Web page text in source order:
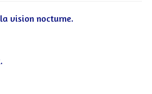
vision nocturne.